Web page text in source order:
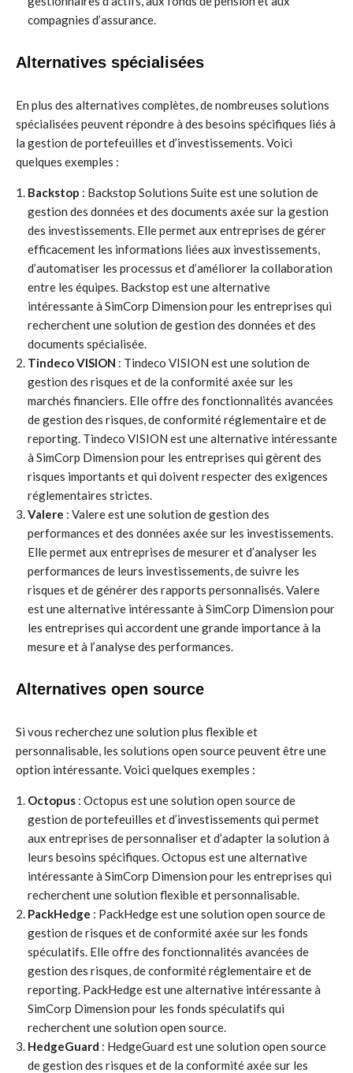
compagnies d’assurance.
Alternatives spécialisées
En plus des alternatives complètes, de nombreuses solutions
spécialisées peuvent répondre à des besoins spécifiques liés à
la gestion de portefeuilles et d’investissements. Voici
quelques exemples :
Backstop : Backstop Solutions Suite est une solution de
gestion des données et des documents axée sur la gestion
des investissements. Elle permet aux entreprises de gérer
efficacement les informations liées aux investissements,
d’automatiser les processus et d’améliorer la collaboration
entre les équipes. Backstop est une alternative
intéressante à SimCorp Dimension pour les entreprises qui
recherchent une solution de gestion des données et des
documents spécialisée.
Tindeco VISION : Tindeco VISION est une solution de
gestion des risques et de la conformité axée sur les
marchés financiers. Elle offre des fonctionnalités avancées
de gestion des risques, de conformité réglementaire et de
reporting. Tindeco VISION est une alternative intéressante
à SimCorp Dimension pour les entreprises qui gèrent des
risques importants et qui doivent respecter des exigences
réglementaires strictes.
Valere : Valere est une solution de gestion des
performances et des données axée sur les investissements.
Elle permet aux entreprises de mesurer et d’analyser les
performances de leurs investissements, de suivre les
risques et de générer des rapports personnalisés. Valere
est une alternative intéressante à SimCorp Dimension pour
les entreprises qui accordent une grande importance à la
mesure et à l’analyse des performances.
Alternatives open source
Si vous recherchez une solution plus flexible et
personnalisable, les solutions open source peuvent être une
option intéressante. Voici quelques exemples :
Octopus : Octopus est une solution open source de
gestion de portefeuilles et d’investissements qui permet
aux entreprises de personnaliser et d’adapter la solution à
leurs besoins spécifiques. Octopus est une alternative
intéressante à SimCorp Dimension pour les entreprises qui
recherchent une solution flexible et personnalisable.
PackHedge : PackHedge est une solution open source de
gestion de risques et de conformité axée sur les fonds
spéculatifs. Elle offre des fonctionnalités avancées de
gestion des risques, de conformité réglementaire et de
reporting. PackHedge est une alternative intéressante à
SimCorp Dimension pour les fonds spéculatifs qui
recherchent une solution open source.
HedgeGuard : HedgeGuard est une solution open source
de gestion des risques et de la conformité axée sur les